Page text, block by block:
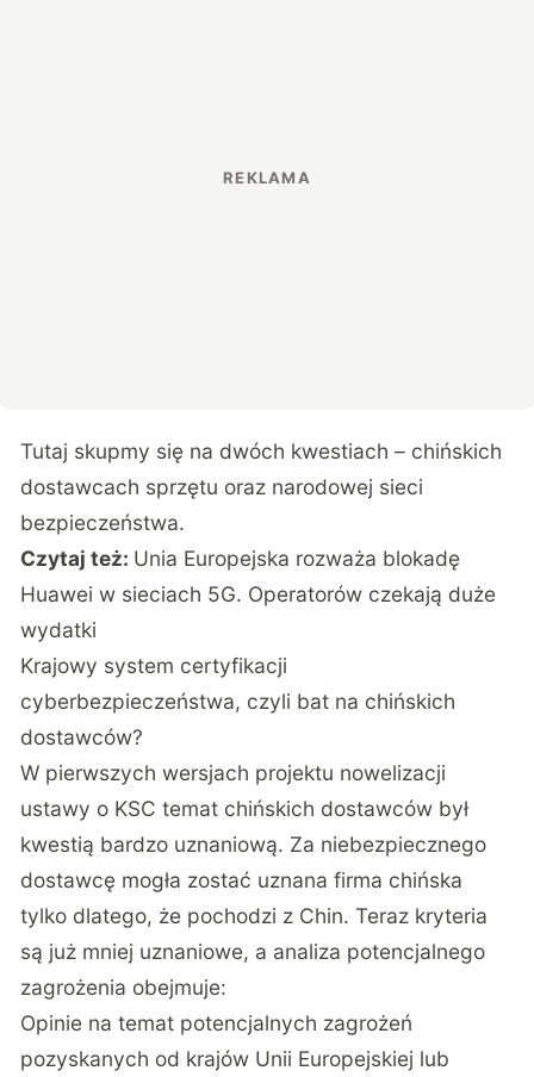
Tutaj skupmy się na dwóch kwestiach – chińskich
dostawcach sprzętu oraz narodowej sieci
bezpieczeństwa.
Czytaj też: Unia Europejska rozważa blokadę
Huawei w sieciach 5G. Operatorów czekają duże
wydatki
Krajowy system certyfikacji
cyberbezpieczeństwa, czyli bat na chińskich
dostawców?
W pierwszych wersjach projektu nowelizacji
ustawy o KSC temat chińskich dostawców był
kwestią bardzo uznaniową. Za niebezpiecznego
dostawcę mogła zostać uznana firma chińska
tylko dlatego, że pochodzi z Chin. Teraz kryteria
są już mniej uznaniowe, a analiza potencjalnego
zagrożenia obejmuje:
Opinie na temat potencjalnych zagrożeń
pozyskanych od krajów Unii Europejskiej lub